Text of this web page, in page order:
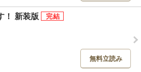
！ 新装版
無料立読み